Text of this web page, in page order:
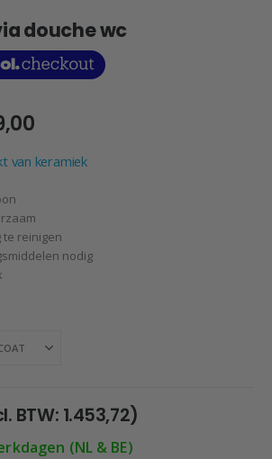
douche wc
van keramiek
reinigen
nodig
BTW: 1.453,72)
(NL & BE)